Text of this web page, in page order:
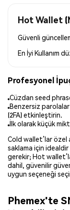
Hot Wallet
Güvenli
En İyi Kullanım
Profesyonel
Cüzdan seed
Benzersiz parolalar
(2FA) etkinleştirin.
İlk olarak küçük
Cold wallet’lar özel
saklama için idealdir
gerekir; Hot
dahil, güvenilir
uygun seçeneği
Phemex'te